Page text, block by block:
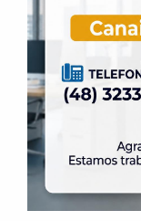
Suíço.
23 de julho de
O Torneio
PróTênis
Venha para o